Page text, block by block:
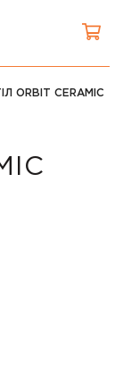
ORBIT CERAMIC